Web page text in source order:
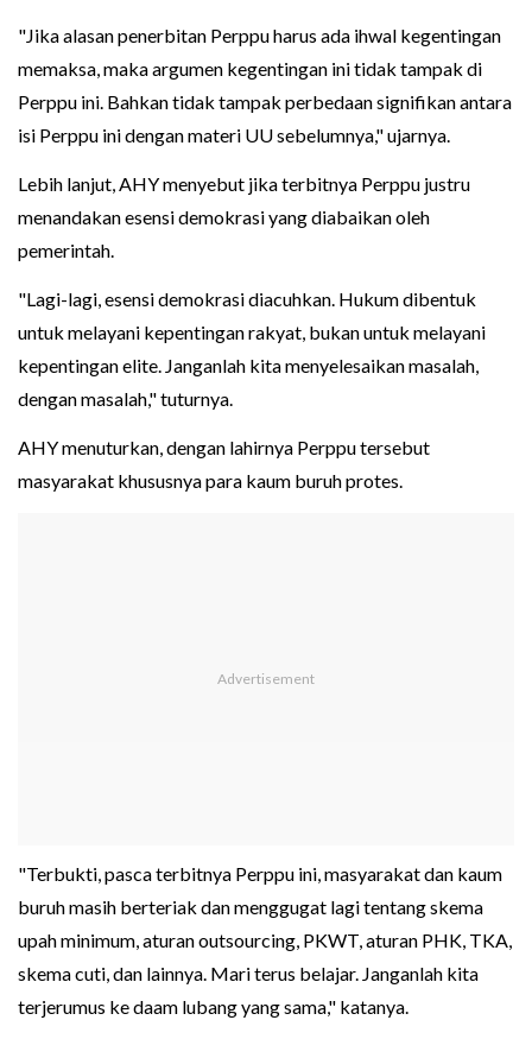
"Jika alasan penerbitan Perppu harus ada ihwal kegentingan
memaksa, maka argumen kegentingan ini tidak tampak di
Perppu ini. Bahkan tidak tampak perbedaan signifikan antara
isi Perppu ini dengan materi UU sebelumnya," ujarnya.
Lebih lanjut, AHY menyebut jika terbitnya Perppu justru
menandakan esensi demokrasi yang diabaikan oleh
pemerintah.
"Lagi-lagi, esensi demokrasi diacuhkan. Hukum dibentuk
untuk melayani kepentingan rakyat, bukan untuk melayani
kepentingan elite. Janganlah kita menyelesaikan masalah,
dengan masalah," tuturnya.
AHY menuturkan, dengan lahirnya Perppu tersebut
masyarakat khususnya para kaum buruh protes.
"Terbukti, pasca terbitnya Perppu ini, masyarakat dan kaum
buruh masih berteriak dan menggugat lagi tentang skema
upah minimum, aturan outsourcing, PKWT, aturan PHK, TKA,
skema cuti, dan lainnya. Mari terus belajar. Janganlah kita
terjerumus ke daam lubang yang sama," katanya.